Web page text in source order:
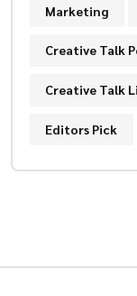
Marketing
Creative Talk
Creative Talk
Editors Pick